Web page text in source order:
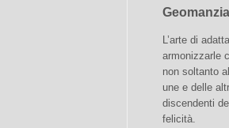
Geomanzia
L’arte di
armonizzarle
non soltanto
une e delle
discendenti
felicità.